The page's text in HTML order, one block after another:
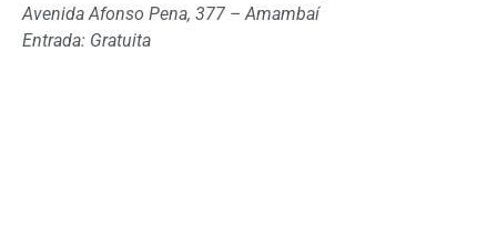
Avenida Afonso Pena, 377 – Amambaí
Entrada: Gratuita